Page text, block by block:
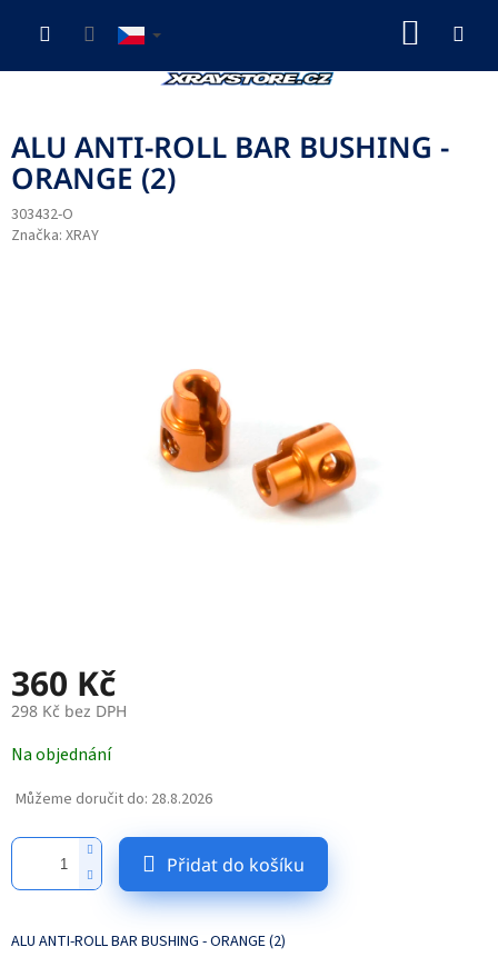
ALU ANTI-ROLL BAR BUSHING -
ORANGE (2)
303432-O
Značka: XRAY
360 Kč
298 Kč bez DPH
cena:
Na objednání
Můžeme doručit do: 28.8.2026
Přidat do košíku
ALU ANTI-ROLL BAR BUSHING - ORANGE (2)